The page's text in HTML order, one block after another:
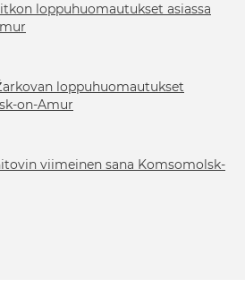
loppuhuomautukset asiassa
loppuhuomautukset
on-Amur
viimeinen sana Komsomolsk-